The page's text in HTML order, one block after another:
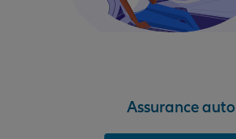
Assurance auto